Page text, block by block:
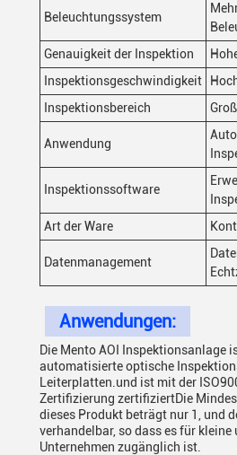
Beleuchtungssystem
Genauigkeit der Inspektion
Inspektionsgeschwindigkeit
Inspektionsbereich
Anwendung
Inspektionssoftware
Art der Ware
Datenmanagement
Anwendungen:
Die Mento AOI Inspektionsanlage
automatisierte optische
Leiterplatten.und ist mit der
Zertifizierung zertifiziertDie
dieses Produkt beträgt nur 1, und
verhandelbar, so dass es für kleine
Unternehmen zugänglich ist.